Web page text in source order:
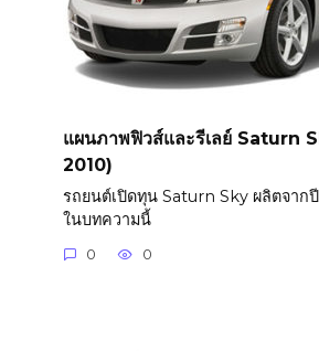
แผนภาพฟิวส์และรีเลย์ Saturn
2010)
รถยนต์เปิดทุน Saturn Sky ผลิตจาก
ในบทความนี้
0 0